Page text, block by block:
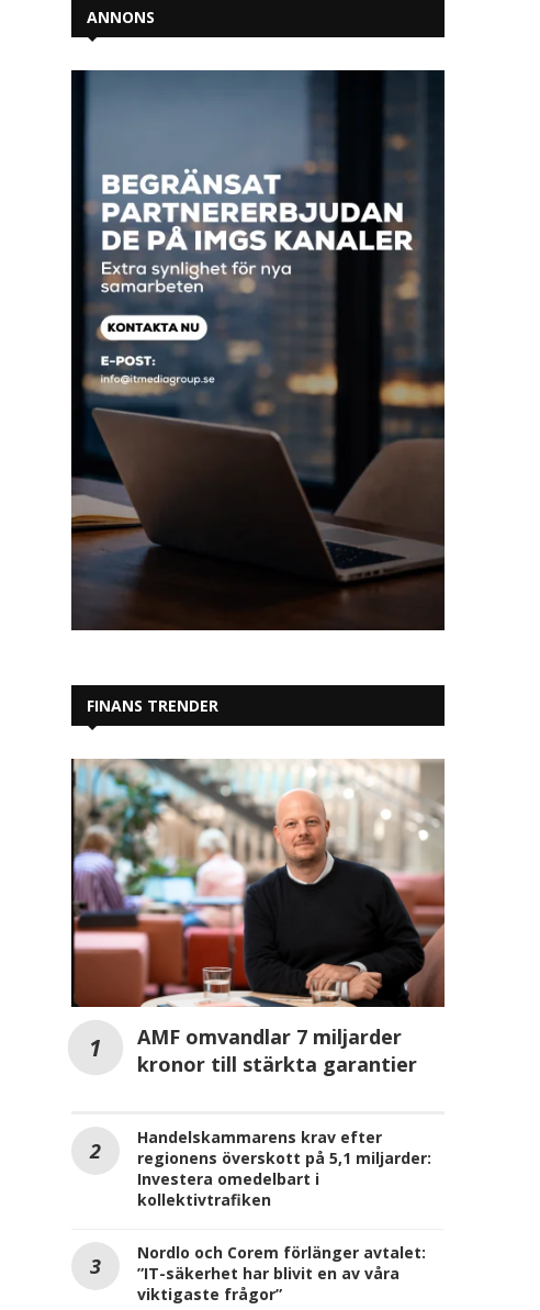
ANNONS
FINANS TRENDER
AMF omvandlar 7 miljarder
kronor till stärkta garantier
Handelskammarens krav efter
regionens överskott på 5,1 miljarder:
Investera omedelbart i
kollektivtrafiken
Nordlo och Corem förlänger avtalet:
”IT-säkerhet har blivit en av våra
viktigaste frågor”